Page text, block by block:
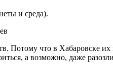
и среда).
Потому что в Хабаровске
а возможно, даже